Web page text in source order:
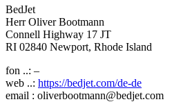
BedJet
Herr Oliver Bootmann
Connell Highway 17 JT
RI 02840 Newport, Rhode Island
fon ..: –
web ..: https://bedjet.com/de-de
email : oliverbootmann@bedjet.com